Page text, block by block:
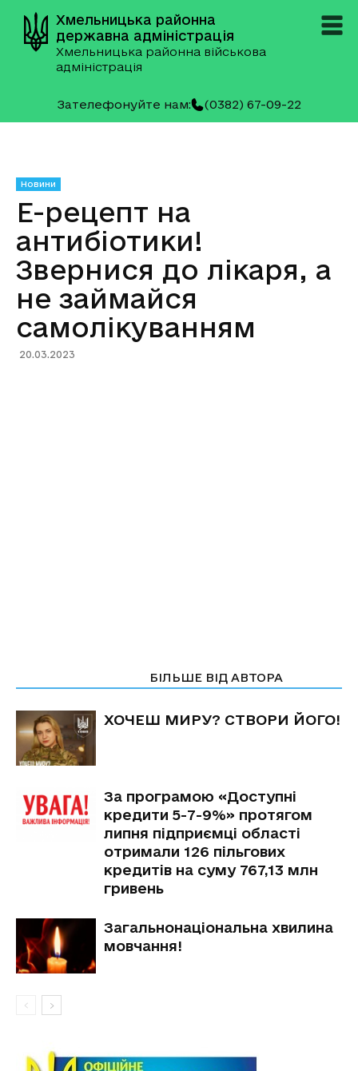
Хмельницька районна
державна адміністрація
Хмельницька районна військова
адміністрація
Зателефонуйте нам: (0382) 67-09-22
Новини
Е-рецепт на
антибіотики!
Звернися до лікаря, а
не займайся
самолікуванням
20.03.2023
БІЛЬШЕ ВІД АВТОРА
ХОЧЕШ МИРУ? СТВОРИ ЙОГО!
За програмою «Доступні
кредити 5-7-9%» протягом
липня підприємці області
отримали 126 пільгових
кредитів на суму 767,13 млн
гривень
Загальнонаціональна хвилина
мовчання!